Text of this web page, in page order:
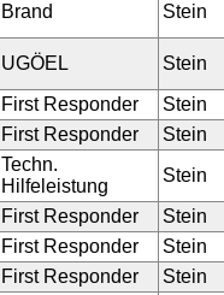
Brand Stein
UGÖEL
Stein
First Responder
Stein
First Responder
Stein
Techn.
Hilfeleistung
Stein
First Responder
Stein
First Responder
Stein
First Responder
Stein